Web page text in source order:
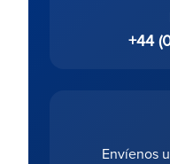
+44
Envíenos